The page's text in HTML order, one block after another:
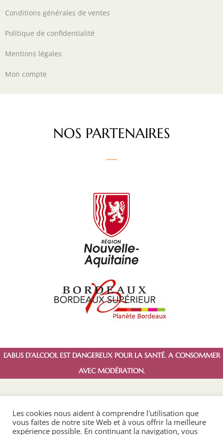
Conditions générales de ventes
Politique de confidentialité
Mentions légales
Mon compte
NOS PARTENAIRES
L’ABUS D’ALCOOL EST DANGEREUX POUR LA SANTÉ. A CONSOMMER
AVEC MODÉRATION.
Les cookies nous aident à comprendre l'utilisation que
vous faites de notre site Web et à vous offrir la meilleure
expérience possible. En continuant la navigation, vous